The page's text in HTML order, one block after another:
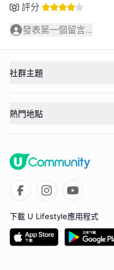
評分
發表第一個留言...
社群主題
熱門地點
下載 U Lifestyle應用程式